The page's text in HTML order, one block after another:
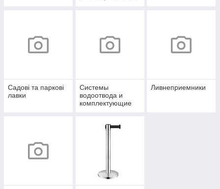
Садові та паркові
лавки
Системы
водоотвода и
комплектующие
Ливнеприемники